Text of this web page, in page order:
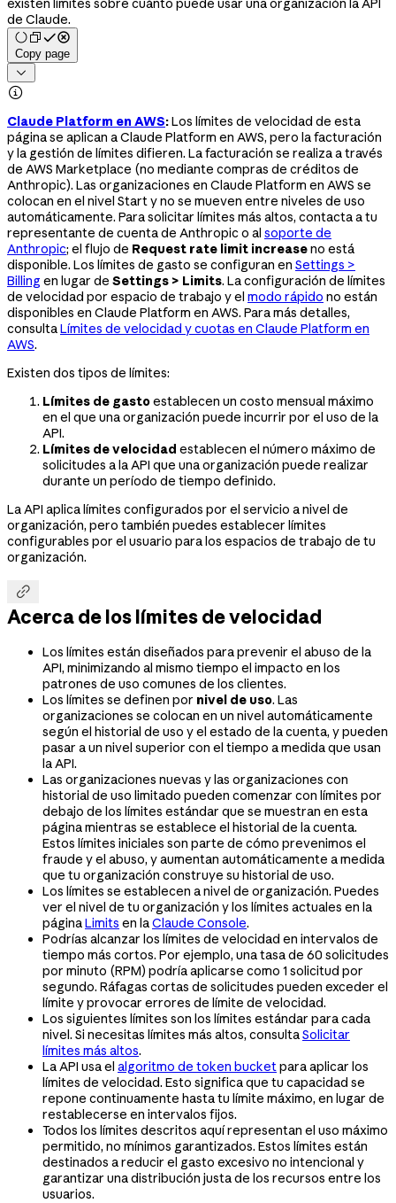
existen límites sobre cuánto puede usar una organización la API
de Claude.
Copy page


Claude Platform en AWS:Los límites de velocidad de esta
página se aplican a Claude Platform en AWS, pero la facturación
y la gestión de límites difieren. La facturación se realiza a través
de AWS Marketplace (no mediante compras de créditos de
Anthropic). Las organizaciones en Claude Platform en AWS se
colocan en el nivel Start y no se mueven entre niveles de uso
automáticamente. Para solicitar límites más altos, contacta a tu
representante de cuenta de Anthropic o al soporte de
Anthropic; el flujo de Request rate limit increaseno está
disponible. Los límites de gasto se configuran en Settings >
Billing en lugar de Settings > Limits. La configuración de límites
de velocidad por espacio de trabajo y el modo rápido no están
disponibles en Claude Platform en AWS. Para más detalles,
consultaLímites de velocidad y cuotas en Claude Platform en
AWS.
Existen dos tipos de límites:
Límites de gastoestablecen un costo mensual máximo
en el que una organización puede incurrir por el uso de la
API.
Límites de velocidad establecen el número máximo de
solicitudes a la API que una organización puede realizar
durante un período de tiempo definido.
La API aplica límites configurados por el servicio a nivel de
organización, pero también puedes establecer límites
configurables por el usuario para los espacios de trabajo de tu
organización.

Acerca de los límites de velocidad
Los límites están diseñados para prevenir el abuso de la
API, minimizando al mismo tiempo el impacto en los
patrones de uso comunes de los clientes.
Los límites se definen por nivel de uso. Las
organizaciones se colocan en un nivel automáticamente
según el historial de uso y el estado de la cuenta, y pueden
pasar a un nivel superior con el tiempo a medida que usan
la API.
Las organizaciones nuevas y las organizaciones con
historial de uso limitado pueden comenzar con límites por
debajo de los límites estándar que se muestran en esta
página mientras se establece el historial de la cuenta.
Estos límites iniciales son parte de cómo prevenimos el
fraude y el abuso, y aumentan automáticamente a medida
que tu organización construye su historial de uso.
Los límites se establecen a nivel de organización. Puedes
ver el nivel de tu organización y los límites actuales en la
páginaLimits en laClaude Console.
Podrías alcanzar los límites de velocidad en intervalos de
tiempo más cortos. Por ejemplo, una tasa de 60 solicitudes
por minuto (RPM) podría aplicarse como 1 solicitud por
segundo. Ráfagas cortas de solicitudes pueden exceder el
límite y provocar errores de límite de velocidad.
Los siguientes límites son los límites estándar para cada
nivel. Si necesitas límites más altos, consultaSolicitar
límites más altos.
La API usa el algoritmo de token bucketpara aplicar los
límites de velocidad. Esto significa que tu capacidad se
repone continuamente hasta tu límite máximo, en lugar de
restablecerse en intervalos fijos.
Todos los límites descritos aquí representan el uso máximo
permitido, no mínimos garantizados. Estos límites están
destinados a reducir el gasto excesivo no intencional y
garantizar una distribución justa de los recursos entre los
usuarios.